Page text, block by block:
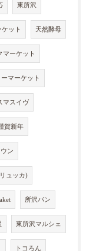
東所沢
ット 天然酵母
マーケット
マーケット
マスイヴ
賀新年
ン
ュッカ)
所沢パン
東所沢マルシェ
トコろん